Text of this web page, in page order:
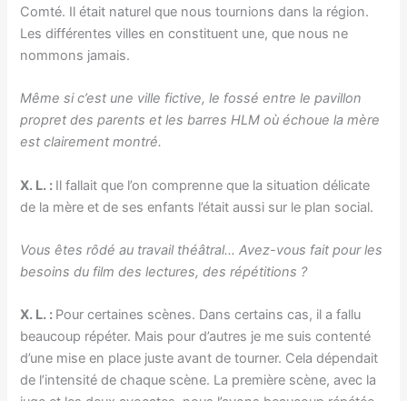
Comté. Il était naturel que nous tournions dans la région.
Les différentes villes en constituent une, que nous ne
nommons jamais.
Même si c’est une ville fictive, le fossé entre le pavillon
propret des parents et les barres HLM où échoue la mère
est clairement montré.
X. L. : Il fallait que l’on comprenne que la situation délicate
de la mère et de ses enfants l’était aussi sur le plan social.
Vous êtes rôdé au travail théâtral… Avez-vous fait pour les
besoins du film des lectures, des répétitions ?
X. L. : Pour certaines scènes. Dans certains cas, il a fallu
beaucoup répéter. Mais pour d’autres je me suis contenté
d’une mise en place juste avant de tourner. Cela dépendait
de l’intensité de chaque scène. La première scène, avec la